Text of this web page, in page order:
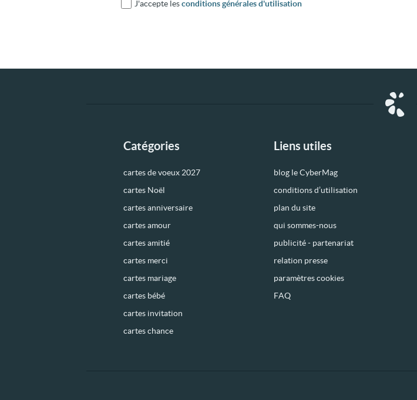
J'accepte lesconditions générales d'utilisation
Catégories
cartes de voeux 2027
cartes Noël
cartes anniversaire
cartes amour
cartes amitié
cartes merci
cartes mariage
cartes bébé
cartes invitation
cartes chance
Liens utiles
blog le CyberMag
conditions d’utilisation
plan du site
qui sommes-nous
publicité - partenariat
relation presse
paramètres cookies
FAQ